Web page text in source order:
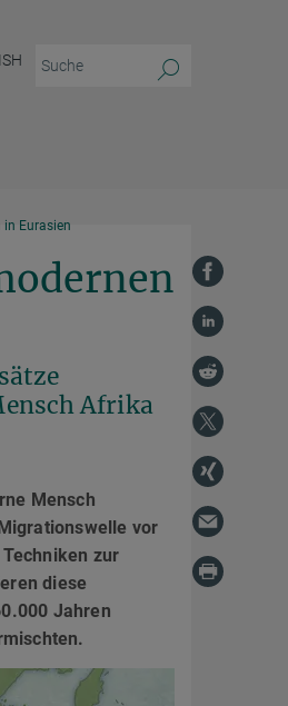
in Eurasien
Afrika
Mensch
vor
zur
diese
Jahren